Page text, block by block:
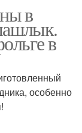
в
в
особенно